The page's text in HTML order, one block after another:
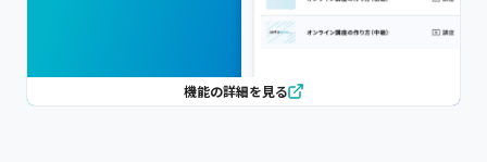
機能の詳細を見る